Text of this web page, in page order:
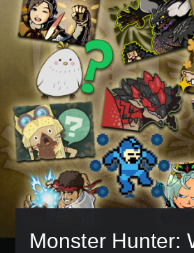
Monster Hunter: